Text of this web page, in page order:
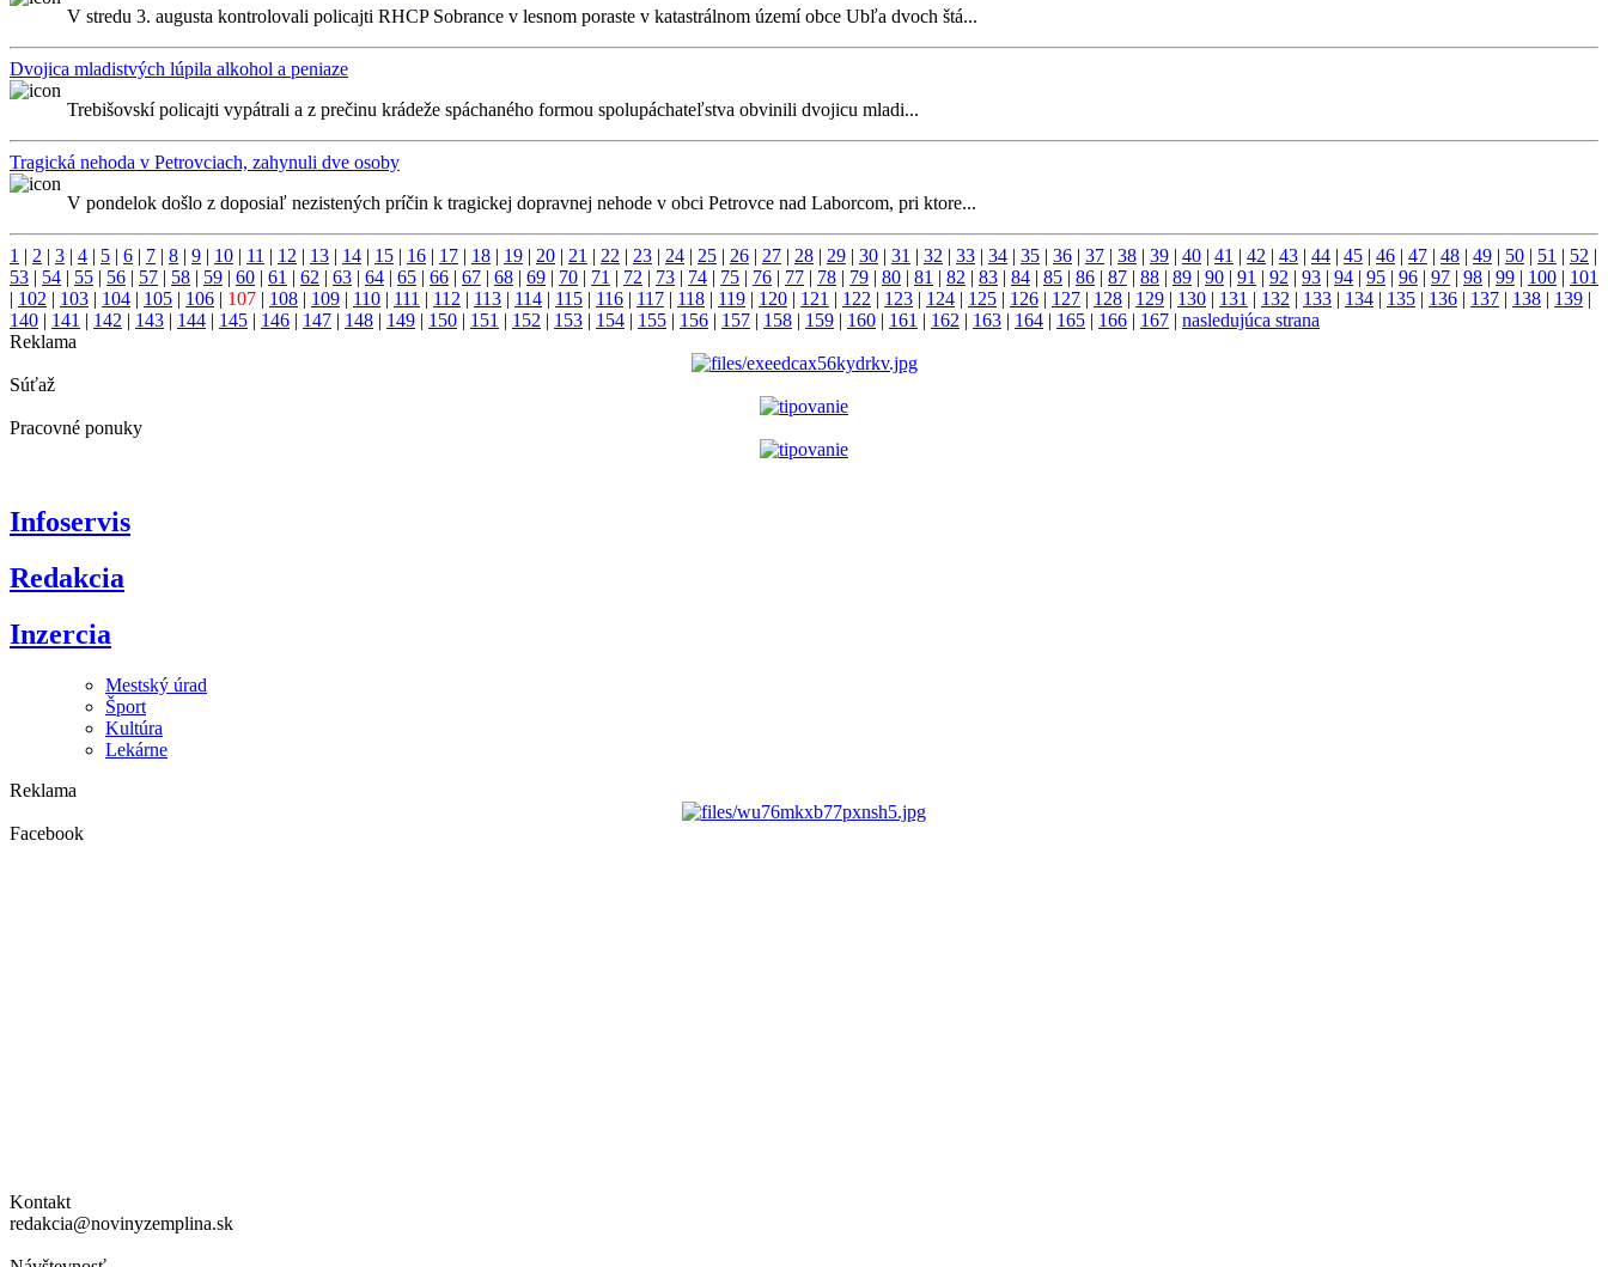
V stredu 3. augusta kontrolovali policajti RHCP Sobrance v lesnom poraste v katastrálnom území obce Ubľa dvoch štá...
Dvojica mladistvých lúpila alkohol a peniaze
Trebišovskí policajti vypátrali a z prečinu krádeže spáchaného formou spolupáchateľstva obvinili dvojicu mladi...
Tragická nehoda v Petrovciach, zahynuli dve osoby
V pondelok došlo z doposiaľ nezistených príčin k tragickej dopravnej nehode v obci Petrovce nad Laborcom, pri ktore...
1 | 2 | 3 | 4 | 5 | 6 | 7 | 8 | 9 | 10 | 11 | 12 | 13 | 14 | 15 | 16 | 17 | 18 | 19 | 20 | 21 | 22 | 23 | 24 | 25 | 26 | 27 | 28 | 29 | 30 | 31 | 32 | 33 | 34 | 35 | 36 | 37 | 38 | 39 | 40 | 41 | 42 | 43 | 44 | 45 | 46 | 47 | 48 | 49 | 50 | 51 | 52 |
53 | 54 | 55 | 56 | 57 | 58 | 59 | 60 | 61 | 62 | 63 | 64 | 65 | 66 | 67 | 68 | 69 | 70 | 71 | 72 | 73 | 74 | 75 | 76 | 77 | 78 | 79 | 80 | 81 | 82 | 83 | 84 | 85 | 86 | 87 | 88 | 89 | 90 | 91 | 92 | 93 | 94 | 95 | 96 | 97 | 98 | 99 | 100 | 101
| 102 | 103 | 104 | 105 | 106 | 107 | 108 | 109 | 110 | 111 | 112 | 113 | 114 | 115 | 116 | 117 | 118 | 119 | 120 | 121 | 122 | 123 | 124 | 125 | 126 | 127 | 128 | 129 | 130 | 131 | 132 | 133 | 134 | 135 | 136 | 137 | 138 | 139 |
140 | 141 | 142 | 143 | 144 | 145 | 146 | 147 | 148 | 149 | 150 | 151 | 152 | 153 | 154 | 155 | 156 | 157 | 158 | 159 | 160 | 161 | 162 | 163 | 164 | 165 | 166 | 167 | nasledujúca strana
Reklama
Súťaž
Pracovné ponuky
Infoservis
Redakcia
Inzercia
Mestský úrad
Šport
Kultúra
Lekárne
Reklama
Facebook
Kontakt
redakcia@novinyzemplina.sk